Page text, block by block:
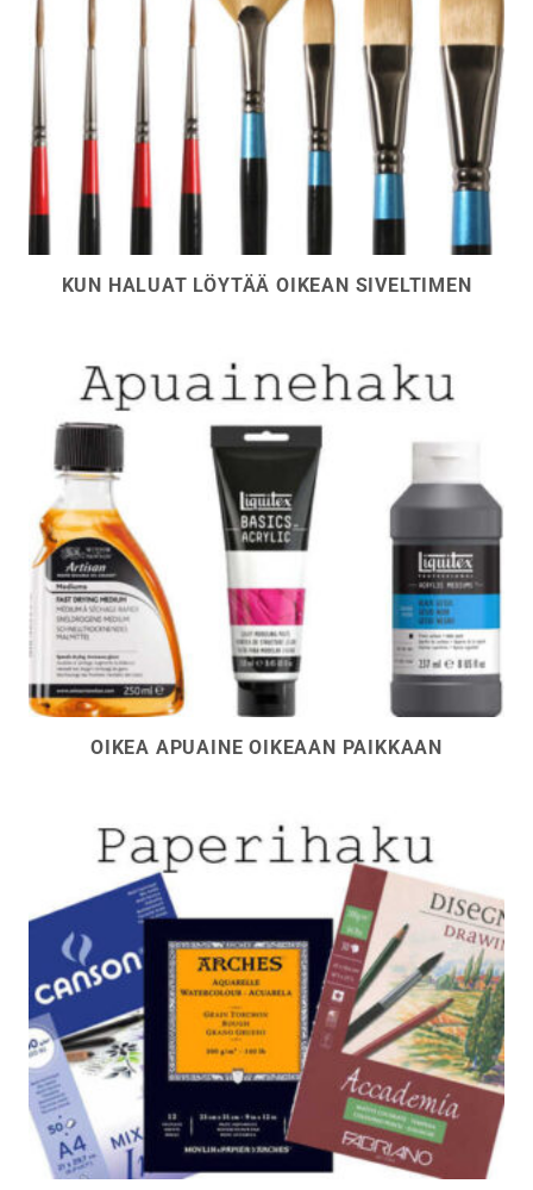
KUN HALUAT LÖYTÄÄ OIKEAN SIVELTIMEN
OIKEA APUAINE OIKEAAN PAIKKAAN